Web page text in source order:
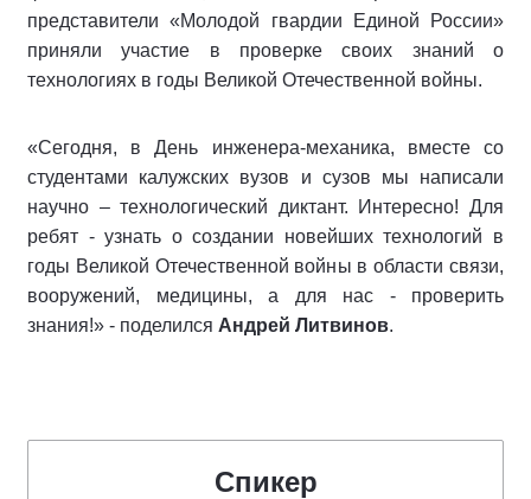
представители «Молодой гвардии Единой России»
приняли участие в проверке своих знаний о
технологиях в годы Великой Отечественной войны.
«Сегодня, в День инженера-механика, вместе со
студентами калужских вузов и сузов мы написали
научно – технологический диктант. Интересно! Для
ребят - узнать о создании новейших технологий в
годы Великой Отечественной войны в области связи,
вооружений, медицины, а для нас - проверить
знания!» - поделился Андрей Литвинов.
Спикер